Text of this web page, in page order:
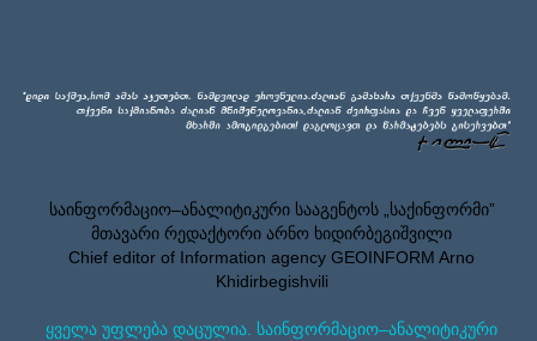
საინფორმაციო–ანალიტიკური სააგენტოს „საქინფორმი”
მთავარი რედაქტორი არნო ხიდირბეგიშვილი
Chief editor of Information agency GEOINFORM Arno
Khidirbegishvili
ყველა უფლება დაცულია. საინფორმაციო–ანალიტიკური